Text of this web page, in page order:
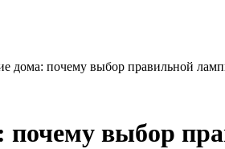
дома: почему выбор правильной
выбор